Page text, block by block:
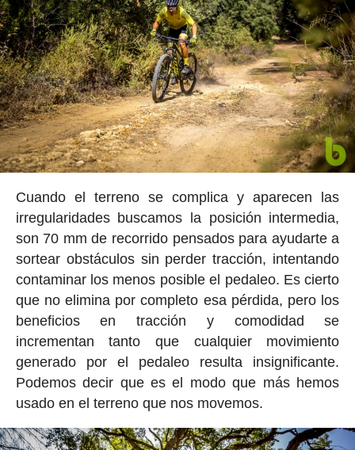
Cuando el terreno se complica y aparecen las
irregularidades buscamos la posición intermedia,
son 70 mm de recorrido pensados para ayudarte a
sortear obstáculos sin perder tracción, intentando
contaminar los menos posible el pedaleo. Es cierto
que no elimina por completo esa pérdida, pero los
beneficios en tracción y comodidad se
incrementan tanto que cualquier movimiento
generado por el pedaleo resulta insignificante.
Podemos decir que es el modo que más hemos
usado en el terreno que nos movemos.